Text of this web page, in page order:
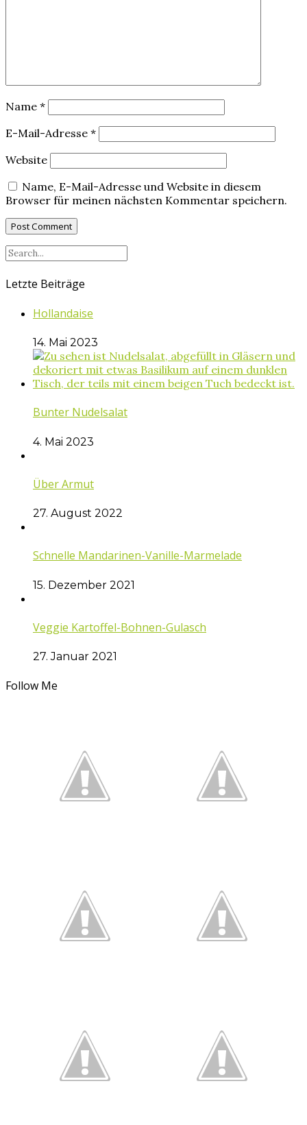
Name *
E-Mail-Adresse *
Website
Name, E-Mail-Adresse und Website in diesem
Browser für meinen nächsten Kommentar speichern.
Letzte Beiträge
Hollandaise
14. Mai 2023
Bunter Nudelsalat
4. Mai 2023
Über Armut
27. August 2022
Schnelle Mandarinen-Vanille-Marmelade
15. Dezember 2021
Veggie Kartoffel-Bohnen-Gulasch
27. Januar 2021
Follow Me